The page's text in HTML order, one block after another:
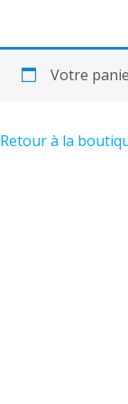
Votre
Retour à la